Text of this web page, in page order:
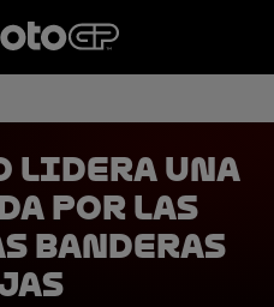
lidera una
por las
banderas